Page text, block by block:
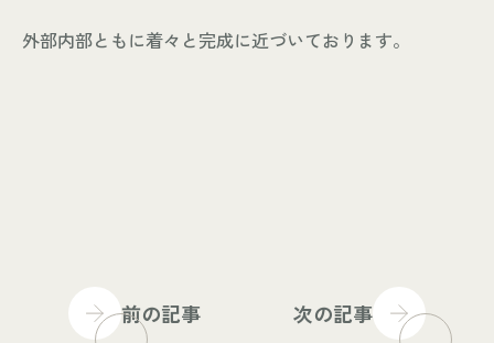
外部内部ともに着々と完成に近づいております。
前の記事 次の記事